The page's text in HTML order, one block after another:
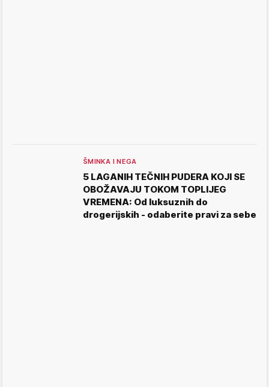
ŠMINKA I NEGA
5 LAGANIH TEČNIH PUDERA KOJI SE
OBOŽAVAJU TOKOM TOPLIJEG
VREMENA: Od luksuznih do
drogerijskih - odaberite pravi za sebe